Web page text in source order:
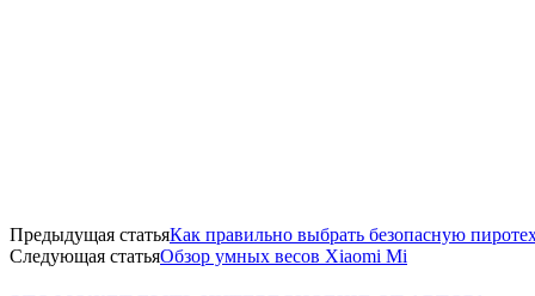
Предыдущая статьяКак правильно выбрать безопасную
Следующая статьяОбзор умных весов Xiaomi Mi